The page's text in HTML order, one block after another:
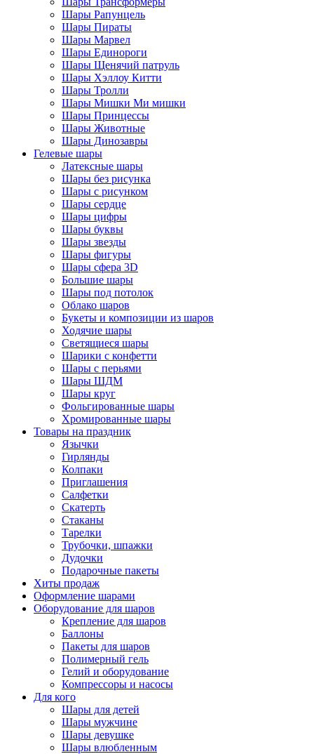
Шары Рапунцель
Шары Пираты
Шары Марвел
Шары Единороги
Шары Щенячий патруль
Шары Хэллоу Китти
Шары Тролли
Шары Мишки Ми мишки
Шары Принцессы
Шары Животные
Шары Динозавры
Гелевые шары
Латексные шары
Шары без рисунка
Шары с рисунком
Шары сердце
Шары цифры
Шары буквы
Шары звезды
Шары фигуры
Шары сфера 3D
Большие шары
Шары под потолок
Облако шаров
Букеты и композиции из шаров
Ходячие шары
Светящиеся шары
Шарики с конфетти
Шары с перьями
Шары ШДМ
Шары круг
Фольгированные шары
Хромированные шары
Товары на праздник
Язычки
Гирлянды
Колпаки
Приглашения
Салфетки
Скатерть
Стаканы
Тарелки
Трубочки, шпажки
Дудочки
Подарочные пакеты
Хиты продаж
Оформление шарами
Оборудование для шаров
Крепление для шаров
Баллоны
Пакеты для шаров
Полимерный гель
Гелий и оборудование
Компрессоры и насосы
Для кого
Шары для детей
Шары мужчине
Шары девушке
Шары влюбленным